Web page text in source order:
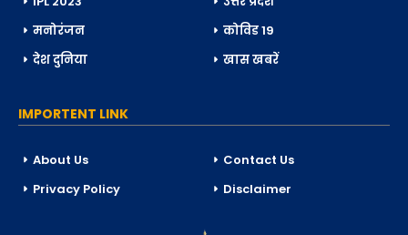
मनोरंजन
कोविड 19
देश दुनिया
खास खबरें
IMPORTENT LINK
About Us
Contact Us
Privacy Policy
Disclaimer